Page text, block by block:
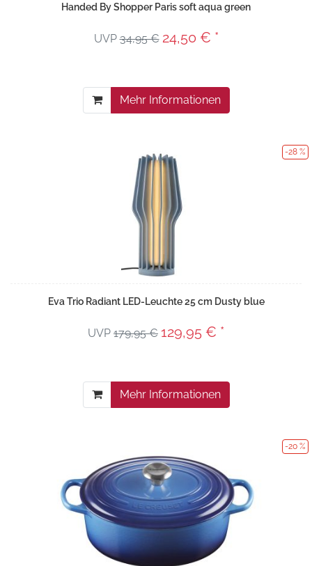
Handed By Shopper Paris soft aqua green
UVP34,95 € 24,50 € *
Mehr Informationen
-28 %
Eva Trio Radiant LED-Leuchte 25 cm Dusty blue
UVP 179,95 € 129,95 € *
Mehr Informationen
-20 %